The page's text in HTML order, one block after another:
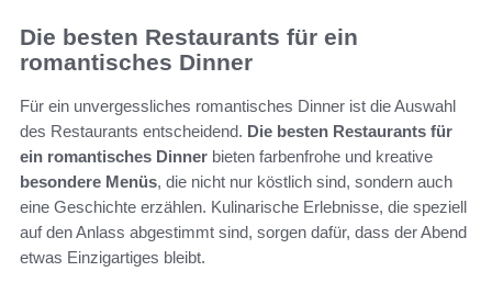
Die besten Restaurants für ein
romantisches Dinner
Für ein unvergessliches romantisches Dinner ist die Auswahl
des Restaurants entscheidend. Die besten Restaurants für
ein romantisches Dinner bieten farbenfrohe und kreative
besondere Menüs, die nicht nur köstlich sind, sondern auch
eine Geschichte erzählen. Kulinarische Erlebnisse, die speziell
auf den Anlass abgestimmt sind, sorgen dafür, dass der Abend
etwas Einzigartiges bleibt.